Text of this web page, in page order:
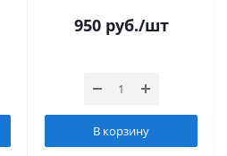
950руб./шт
В корзину